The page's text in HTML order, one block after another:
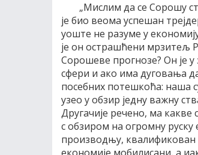
„Мислим да се Сорошу
је био веома успешан
уоште не разуме у
је он острашћени мрзитељ
Сорошеве прогнозе? Он је у
сфери и ако има дуговања
посебних потешкоћа: наша
узео у обзир једну важну
Другачије речено, ма какве
с обзиром на огромну руску
производњу, квалификован